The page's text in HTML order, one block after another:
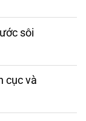
sôi
cục và